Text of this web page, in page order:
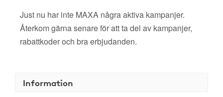
Just nu har inte MAXA några aktiva kampanjer.
Återkom gärna senare för att ta del av kampanjer,
rabattkoder och bra erbjudanden.
Information